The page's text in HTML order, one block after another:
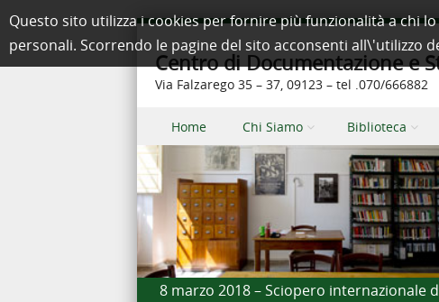
Centro di Documentazione e
Via Falzarego 35 – 37, 09123 – tel .070/666882
Menu
Home Chi Siamo Biblioteca
8 marzo 2018 – Sciopero internazionale
Questo sito utilizza i cookies per fornire più funzionalità a chi
personali. Scorrendo le pagine del sito acconsenti all\'utilizzo